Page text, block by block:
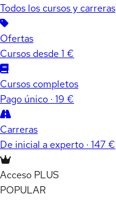
Todos los cursos y carreras
Ofertas
Cursos desde 1 €
Cursos completos
Pago único · 19 €
Carreras
De inicial a experto · 147 €
Acceso PLUS
POPULAR